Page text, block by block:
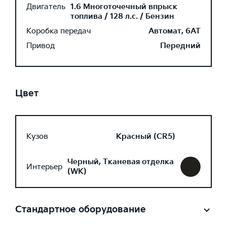
Двигатель 1.6 Многоточечный впрыск
топлива / 128 л.с. / Бензин
Коробка передач
Автомат, 6AT
Привод
Передний
Цвет
Кузов Красный (CR5)
Интерьер Черный, Тканевая отделка
(WK)
Стандартное оборудование